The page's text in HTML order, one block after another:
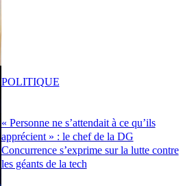
« Personne ne s’attendait à ce qu’ils
apprécient » : le chef de la DG
Concurrence s’exprime sur la lutte contre
les géants de la tech
POLITIQUE